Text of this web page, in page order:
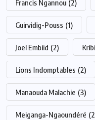
Francis Ngannou (2)
Guirvidig-Pouss (1)
Joel Embiid (2) Kribi
Lions Indomptables (2)
Manaouda Malachie (3)
Meiganga-Ngaoundéré